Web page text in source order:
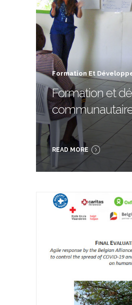
Formation Et
Formation et
READ MORE